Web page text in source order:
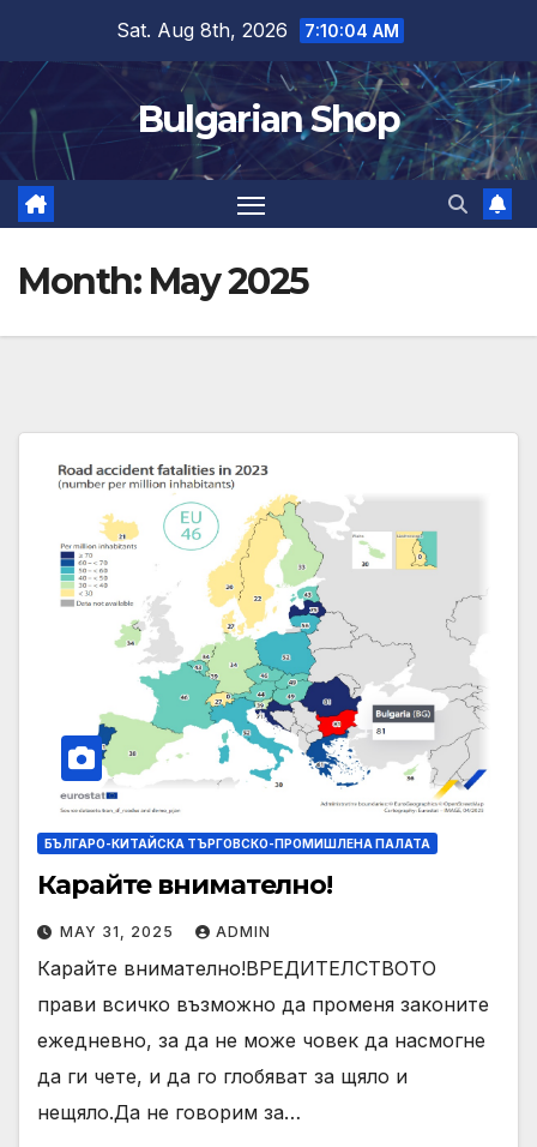
content
Sat. Aug 8th, 2026 7:10:05 AM
Bulgarian Shop
Month: May 2025
БЪЛГАРО-КИТАЙСКА ТЪРГОВСКО-ПРОМИШЛЕНА ПАЛАТА
Карайте внимателно!
MAY 31, 2025 ADMIN
Карайте внимателно!ВРЕДИТЕЛСТВОТО
прави всичко възможно да променя законите
ежедневно, за да не може човек да насмогне
да ги чете, и да го глобяват за щяло и
нещяло.Да не говорим за…